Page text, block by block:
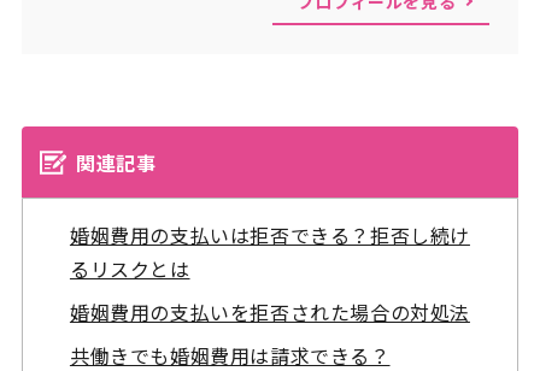
関連記事
婚姻費用の支払いは拒否できる？拒否し続け
るリスクとは
婚姻費用の支払いを拒否された場合の対処法
共働きでも婚姻費用は請求できる？